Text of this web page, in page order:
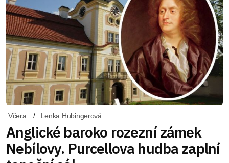
Včera Lenka Hubingerová
Anglické baroko rozezní zámek
Nebílovy. Purcellova hudba zaplní